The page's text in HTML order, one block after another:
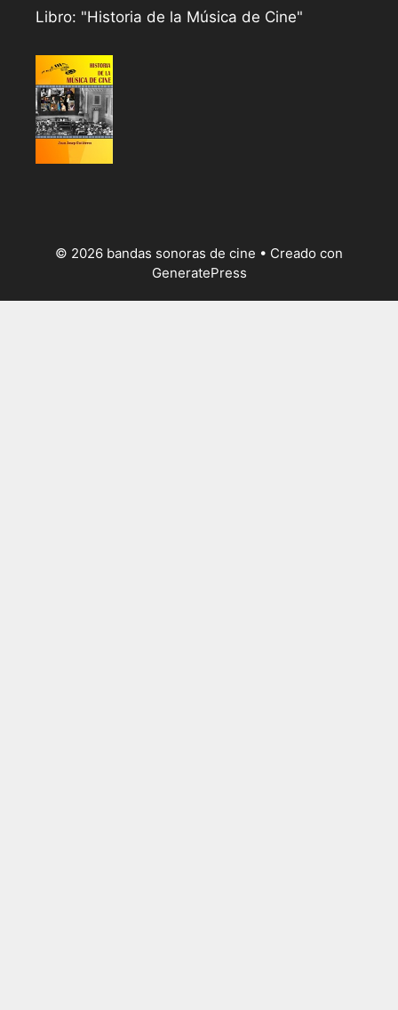
Libro: "Historia de la Música de Cine"
© 2026 bandas sonoras de cine • Creado con
GeneratePress